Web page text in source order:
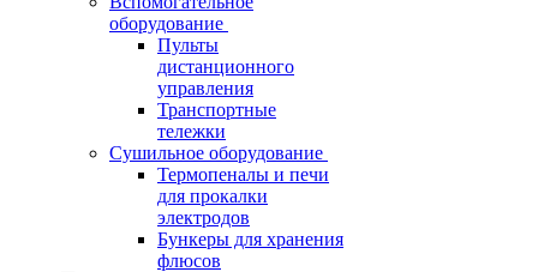
оборудование
Пульты
дистанционного
управления
Транспортные
тележки
Сушильное оборудование
Термопеналы и печи
для прокалки
электродов
Бункеры для хранения
флюсов